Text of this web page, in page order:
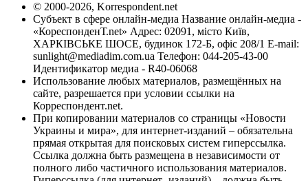
© 2000-2026, Korrespondent.net
Субъект в сфере онлайн-медиа Название онлайн-медиа -
«КореспонденТ.net» Адрес: 02091, місто Київ,
ХАРКІВСЬКЕ ШОСЕ, будинок 172-Б, офіс 208/1 E-mail:
sunlight@mediadim.com.ua Телефон: 044-205-43-00
Идентификатор медиа - R40-06068
Использование любых материалов, размещённых на
сайте, разрешается при условии ссылки на
Корреспондент.net.
При копировании материалов со страницы «Новости
Украины и мира», для интернет-изданий – обязательна
прямая открытая для поисковых систем гиперссылка.
Ссылка должна быть размещена в независимости от
полного либо частичного использования материалов.